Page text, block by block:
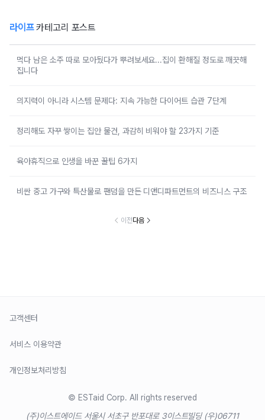
라이프카테고리 포스트
먹다 남은 소주 따로 모아뒀다가 뿌려보세요...집이 환해질 정도로 깨끗해
집니다
의지력이 아니라 시스템 문제다: 지속 가능한 다이어트 습관 7단계
정리해도 자꾸 쌓이는 집안 물건, 과감히 비워야 할 23가지 기준
육아휴직으로 인생을 바꾼 꿀팁 6가지
비싼 중고 가구와 특산물로 팬덤을 만든 디앤디파트먼트의 비즈니스 구조
이전다음
고객센터
서비스 이용약관
개인정보처리방침
© ESTaid Corp. All rights reserved
(주)이스트에이드 서울시 서초구 반포대로 3이스트빌딩 (우)06711